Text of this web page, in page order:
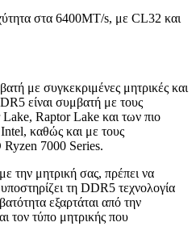
στα 6400MT/s, με CL32 και
με συγκεκριμένες μητρικές και
είναι συμβατή με τους
Lake, Raptor Lake και των πιο
καθώς και με τους
Ryzen 7000 Series.
την μητρική σας, πρέπει να
τη DDR5 τεχνολογία
εξαρτάται από την
τον τύπο μητρικής που